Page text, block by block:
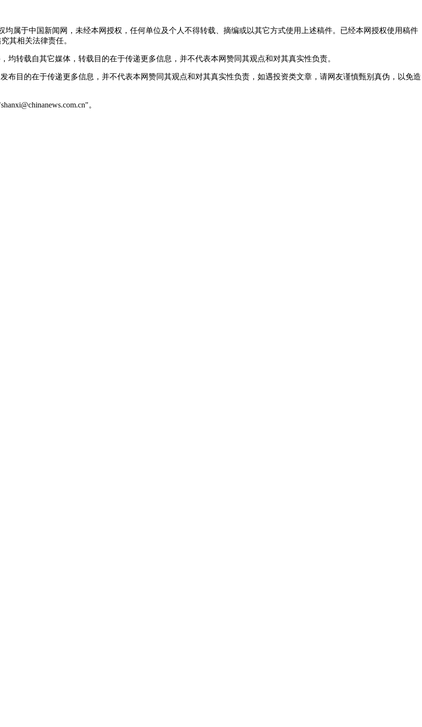
均属于中国新闻网，未经本网授权，任何单位及个人不得转载、摘编或以其它方式使用上述稿件。已经本网授权使用稿件
其相关法律责任。
转载自其它媒体，转载目的在于传递更多信息，并不代表本网赞同其观点和对其真实性负责。
布目的在于传递更多信息，并不代表本网赞同其观点和对其真实性负责，如遇投资类文章，请网友谨慎甄别真伪，以免造
。